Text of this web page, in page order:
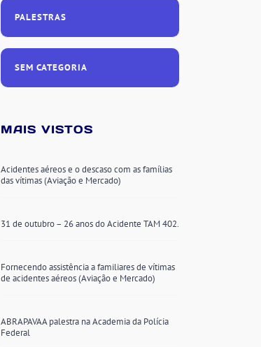
PALESTRAS
SEM CATEGORIA
MAIS VISTOS
Acidentes aéreos e o descaso com as famílias
das vítimas (Aviação e Mercado)
31 de outubro – 26 anos do Acidente TAM 402.
Fornecendo assistência a familiares de vítimas
de acidentes aéreos (Aviação e Mercado)
ABRAPAVAA palestra na Academia da Polícia
Federal